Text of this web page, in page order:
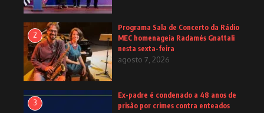
2
Programa Sala de Concerto da Rádio
MEC homenageia Radamés Gnattali
nesta sexta-feira
agosto 7, 2026
3
Ex-padre é condenado a 48 anos de
prisão por crimes contra enteados